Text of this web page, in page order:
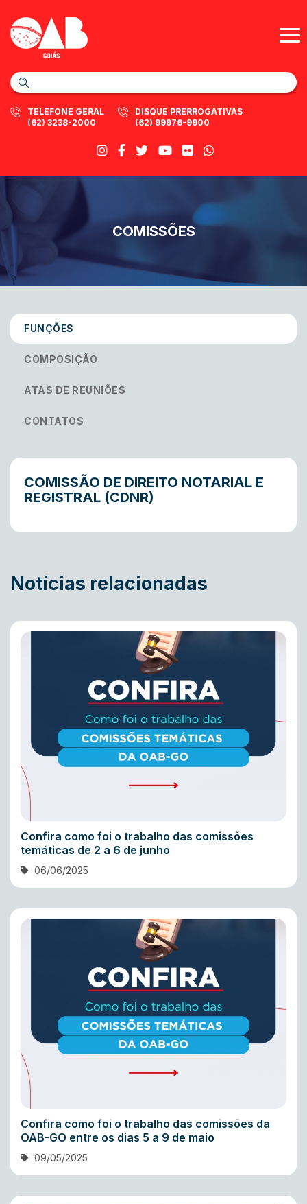
TELEFONE GERAL
(62) 3238-2000
DISQUE PRERROGATIVAS
(62) 99976-9900
COMISSÕES
FUNÇÕES
COMPOSIÇÃO
ATAS DE REUNIÕES
CONTATOS
COMISSÃO DE DIREITO NOTARIAL E
REGISTRAL (CDNR)
Notícias relacionadas
Confira como foi o trabalho das comissões
temáticas de 2 a 6 de junho
06/06/2025
Confira como foi o trabalho das comissões da
OAB-GO entre os dias 5 a 9 de maio
09/05/2025